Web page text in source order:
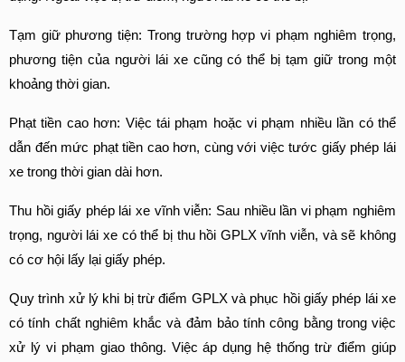
Tạm giữ phương tiện: Trong trường hợp vi phạm nghiêm trọng,
phương tiện của người lái xe cũng có thể bị tạm giữ trong một
khoảng thời gian.
Phạt tiền cao hơn: Việc tái phạm hoặc vi phạm nhiều lần có thể
dẫn đến mức phạt tiền cao hơn, cùng với việc tước giấy phép lái
xe trong thời gian dài hơn.
Thu hồi giấy phép lái xe vĩnh viễn: Sau nhiều lần vi phạm nghiêm
trọng, người lái xe có thể bị thu hồi GPLX vĩnh viễn, và sẽ không
có cơ hội lấy lại giấy phép.
Quy trình xử lý khi bị trừ điểm GPLX và phục hồi giấy phép lái xe
có tính chất nghiêm khắc và đảm bảo tính công bằng trong việc
xử lý vi phạm giao thông. Việc áp dụng hệ thống trừ điểm giúp